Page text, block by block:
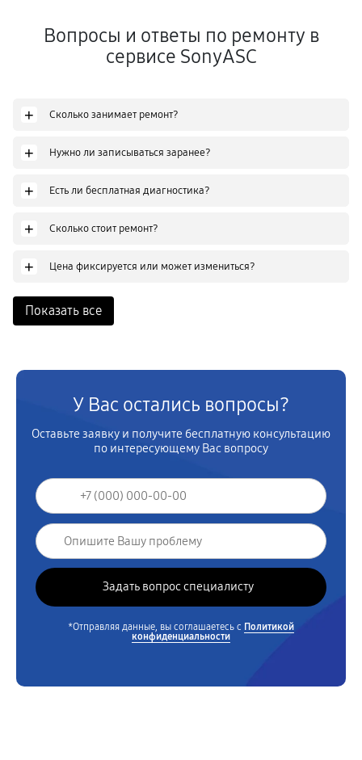
Вопросы и ответы по ремонту в
сервисе SonyASC
+ Сколько занимает ремонт?
+ Нужно ли записываться заранее?
+ Есть ли бесплатная диагностика?
+ Сколько стоит ремонт?
+ Цена фиксируется или может измениться?
Показать все
У Вас остались вопросы?
Оставьте заявку и получите бесплатную консультацию
по интересующему Вас вопросу
*Отправляя данные, вы соглашаетесь с Политикой
конфиденциальности